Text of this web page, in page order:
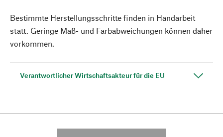
Bestimmte Herstellungsschritte finden in Handarbeit
statt. Geringe Maß- und Farbabweichungen können daher
vorkommen.
Verantwortlicher Wirtschaftsakteur für die EU